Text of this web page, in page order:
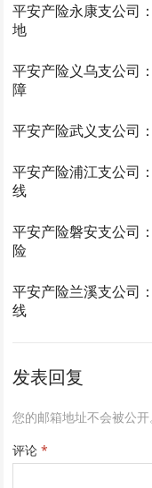
平安产险永康支公司
地
平安产险义乌支公司
障
平安产险武义支公司
平安产险浦江支公司
线
平安产险磐安支公司
险
平安产险兰溪支公司
线
发表回复
您的邮箱地址不会被公开
评论*